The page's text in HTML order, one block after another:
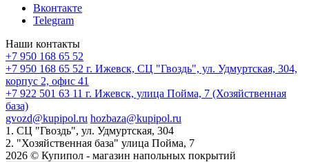
Вконтакте
Telegram
Наши контакты
+7 950 168 65 52
+7 950 168 65 52 г. Ижевск, СЦ "Гвоздь", ул. Удмуртская, 304,
корпус 2, офис 41
+7 922 501 63 11 г. Ижевск, улица Пойма, 7 (Хозяйственная
база)
gvozd@kupipol.ru hozbaza@kupipol.ru
1. СЦ "Гвоздь", ул. Удмуртская, 304
2. "Хозяйственная база" улица Пойма, 7
2026 © Купипол - магазин напольных покрытий